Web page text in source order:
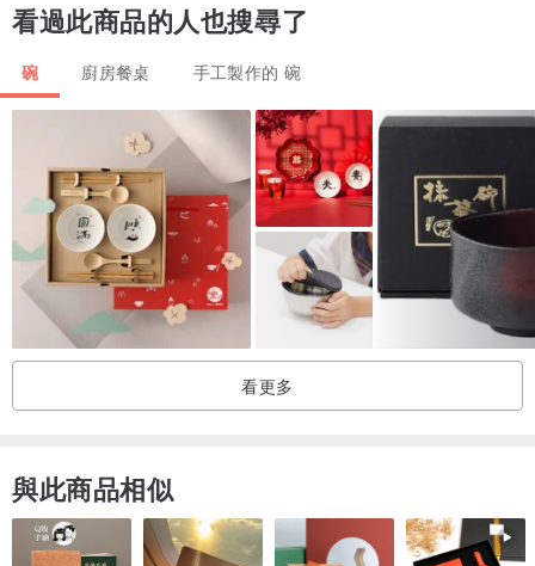
看過此商品的人也搜尋了
碗 廚房餐桌 手工製作的 碗
看更多
與此商品相似